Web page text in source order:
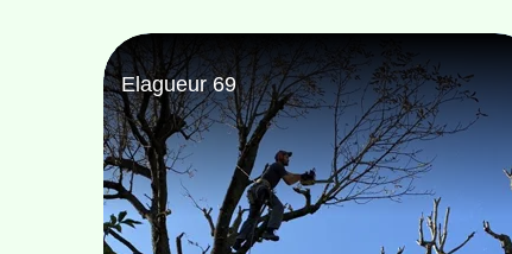
Paysagiste 69